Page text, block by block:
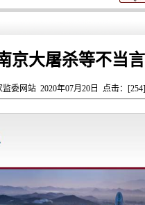
京大屠杀等不当
委网站 2020年07月20日 点击：[254]